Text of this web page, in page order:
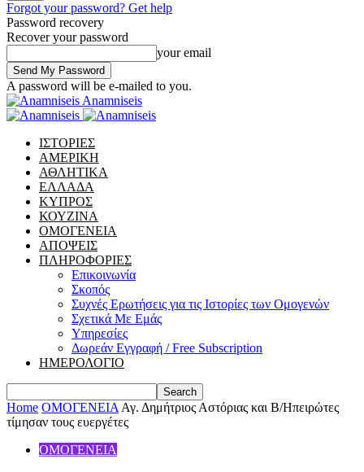
Forgot your password? Get help
Password recovery
Recover your password
your email
A password will be e-mailed to you.
Anamniseis
ΙΣΤΟΡΙΕΣ
ΑΜΕΡΙΚΗ
ΑΘΛΗΤΙΚΑ
ΕΛΛΑΔΑ
ΚΥΠΡΟΣ
ΚΟΥΖΙΝΑ
ΟΜΟΓΕΝΕΙΑ
ΑΠΟΨΕΙΣ
ΠΛΗΡΟΦΟΡΙΕΣ
Επικοινωνία
Σκοπός
Συχνές Ερωτήσεις για τις Ιστορίες των Ομογενών
Σχετικά Με Εμάς
Υπηρεσίες
Δωρεάν Εγγραφή / Free Subscription
ΗΜΕΡΟΛΟΓΙΟ
Home ΟΜΟΓΕΝΕΙΑ Αγ. Δημήτριος Αστόριας και Β/Ηπειρώτες
τίμησαν τους ευεργέτες
ΟΜΟΓΕΝΕΙΑ